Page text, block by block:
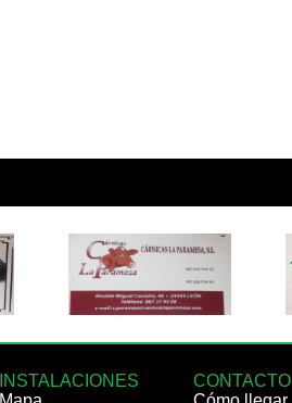
INSTALACIONES
CONTACTO